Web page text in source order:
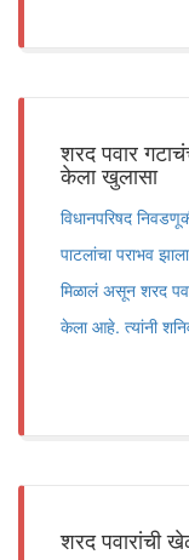
शरद पवार
केला खुलासा
विधानपरिषद
पाटलांचा पराभव
मिळालं असून शरद
केला आहे. त्यांनी
शरद पवारांची